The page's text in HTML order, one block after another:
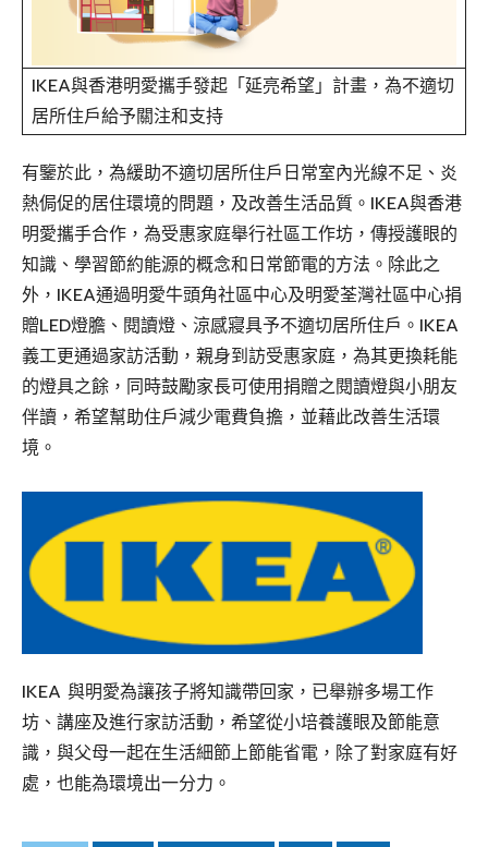
IKEA與香港明愛攜手發起「延亮希望」計畫，為不適切
居所住戶給予關注和支持
有鑒於此，為緩助不適切居所住戶日常室內光線不足、炎
熱侷促的居住環境的問題，及改善生活品質。IKEA與香港
明愛攜手合作，為受惠家庭舉行社區工作坊，傳授護眼的
知識、學習節約能源的概念和日常節電的方法。除此之
外，IKEA通過明愛牛頭角社區中心及明愛荃灣社區中心捐
贈LED燈膽、閱讀燈、涼感寢具予不適切居所住戶。IKEA
義工更通過家訪活動，親身到訪受惠家庭，為其更換耗能
的燈具之餘，同時鼓勵家長可使用捐贈之閱讀燈與小朋友
伴讀，希望幫助住戶減少電費負擔，並藉此改善生活環
境。
IKEA 與明愛為讓孩子將知識帶回家，已舉辦多場工作
坊、講座及進行家訪活動，希望從小培養護眼及節能意
識，與父母一起在生活細節上節能省電，除了對家庭有好
處，也能為環境出一分力。